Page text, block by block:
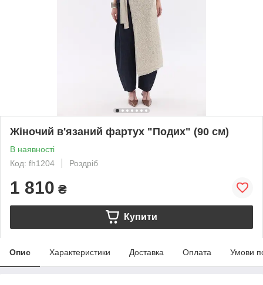
Жіночий в'язаний фартух "Подих" (90 см)
В наявності
Код: fh1204
Роздріб
1 810 ₴
Купити
Опис Характеристики Доставка Оплата Умови